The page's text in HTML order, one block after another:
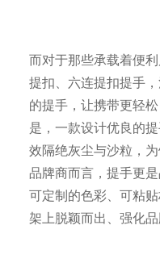
而对于那些承载着便
提扣、六连提扣提手
的提手，让携带更轻
是，一款设计优良的
效隔绝灰尘与沙粒，
品牌商而言，提手更
可定制的色彩、可粘
架上脱颖而出、强化